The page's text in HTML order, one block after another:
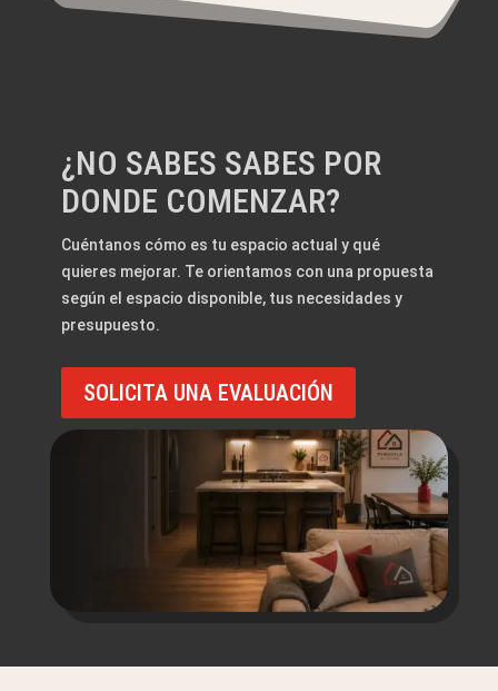
¿NO SABES SABES POR
DONDE COMENZAR?
Cuéntanos cómo es tu espacio actual y qué
quieres mejorar. Te orientamos con una propuesta
según el espacio disponible, tus necesidades y
presupuesto.
SOLICITA UNA EVALUACIÓN